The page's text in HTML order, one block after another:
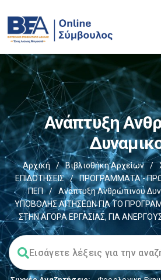
Ανάπτυξη
Αρχική / Βιβλιοθήκη Αρχείων /
ΕΠΙΔΟΤΗΣΕΙΣ
/ ΠΡΟΓΡΑΜΜΑΤΑ -
ΠΕΠ
/ Ανάπτυξη Ανθρώπινου
ΥΠΟΒΟΛΗΣ ΑΙΤΗΣΕΩΝ ΓΙΑ ΤΟ
ΣΤΗΝ ΑΓΟΡΑ ΕΡΓΑΣΙΑΣ, ΓΙΑ